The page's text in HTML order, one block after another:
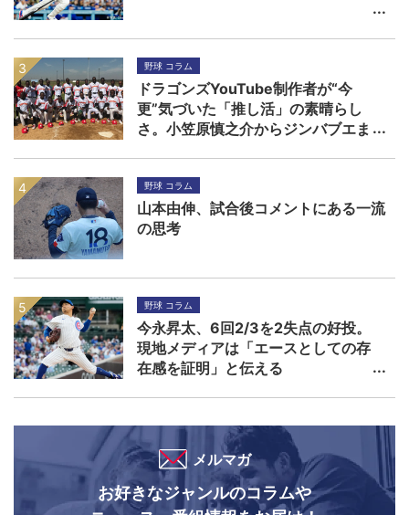
野球 コラム
ドラゴンズYouTube制作者が“今
更”気づいた「推し活」の素晴らし
さ。小笠原慎之介からジンバブエま
野球 コラム
山本由伸、試合後コメントにある一流
の思考
野球 コラム
今永昇太、6回2/3を2失点の好投。
現地メディアは「エースとしての存
在感を証明」と伝える
メルマガ
お好きなジャンルのコラムや